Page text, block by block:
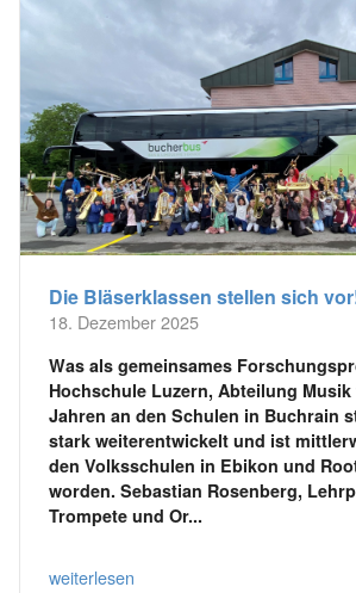
Die Bläserklassen stellen sich
18. Dezember 2025
Was als gemeinsames
Hochschule Luzern, Abteilung
Jahren an den Schulen in Buchrain
stark weiterentwickelt und ist
den Volksschulen in Ebikon und
worden. Sebastian Rosenberg,
Trompete und Or...
weiterlesen